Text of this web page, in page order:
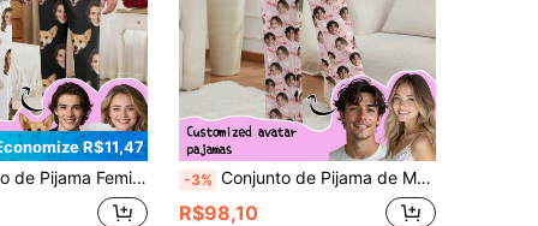
R$11,47
Pode Imprimir Qualquer Estampa, Adequado como um Presente Único para Família, Amigos e Festas de Feriados -3% Conjunto de Pijama de Manga Longa Personalizado para Mulheres Printstory, Pode Imprimir Qualquer Padrão, Presente Personalizado, Adequado para Família, Amigos e Reuniões de Feriados
R$98,10